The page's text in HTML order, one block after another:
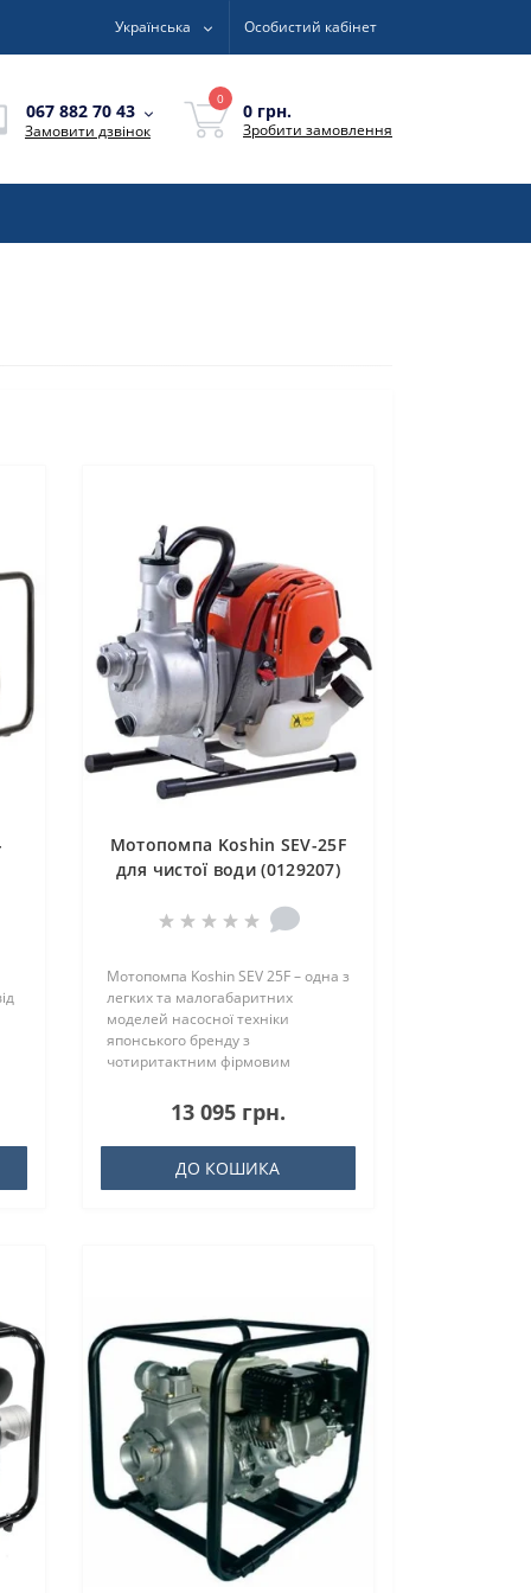
Українська Особистий кабінет
067 882 70 43
Замовити дзвінок
0
0 грн.
Зробити замовлення
Мотопомпа Koshin SEV-25F
для чистої води (0129207)
Мотопомпа Koshin SEV 25F – одна з
легких та малогабаритних
моделей насосної техніки
японського бренду з
чотиритактним фірмовим
13 095 грн.
ДО КОШИКА